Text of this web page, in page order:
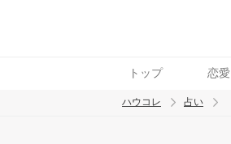
トップ 恋愛
ハウコレ 占い